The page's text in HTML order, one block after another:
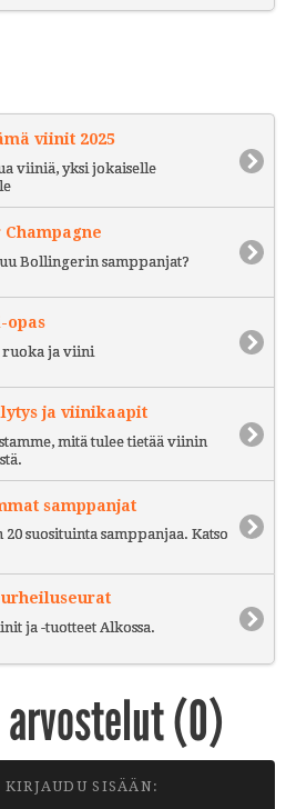
viinit 2025
viiniä, yksi jokaiselle
Bollingerin samppanjat?
opas
ja viini
ja viinikaapit
mitä tulee tietää viinin
samppanjat
suosituinta samppanjaa. Katso
ja -tuotteet Alkossa.
(0)
SISÄÄN: